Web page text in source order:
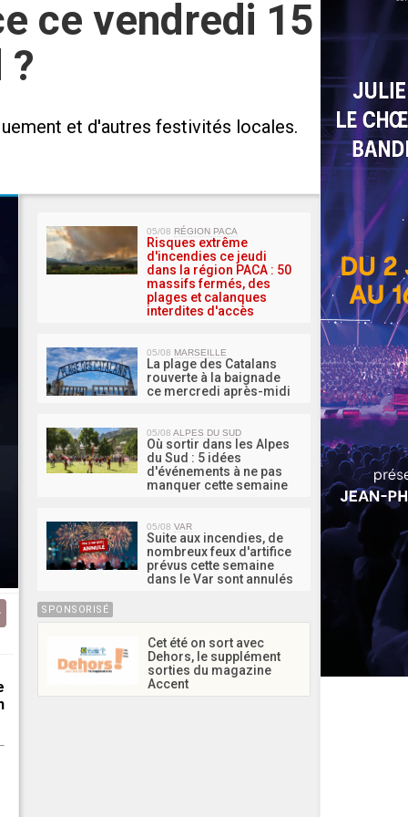
ce vendredi 15
?
et d'autres festivités locales.
MA
05/08 RÉGION PACA
Risques extrême
d'incendies ce jeudi
dans la région PACA : 50
massifs fermés, des
plages et calanques
interdites d'accès
05/08 MARSEILLE
La plage des Catalans
rouverte à la baignade
ce mercredi après-midi
05/08 ALPES DU SUD
Où sortir dans les Alpes
du Sud : 5 idées
d'événements à ne pas
manquer cette semaine
05/08 VAR
Suite aux incendies, de
nombreux feux d'artifice
prévus cette semaine
dans le Var sont annulés
SPONSORISÉ
Cet été on sort avec
Dehors, le supplément
sorties du magazine
Accent